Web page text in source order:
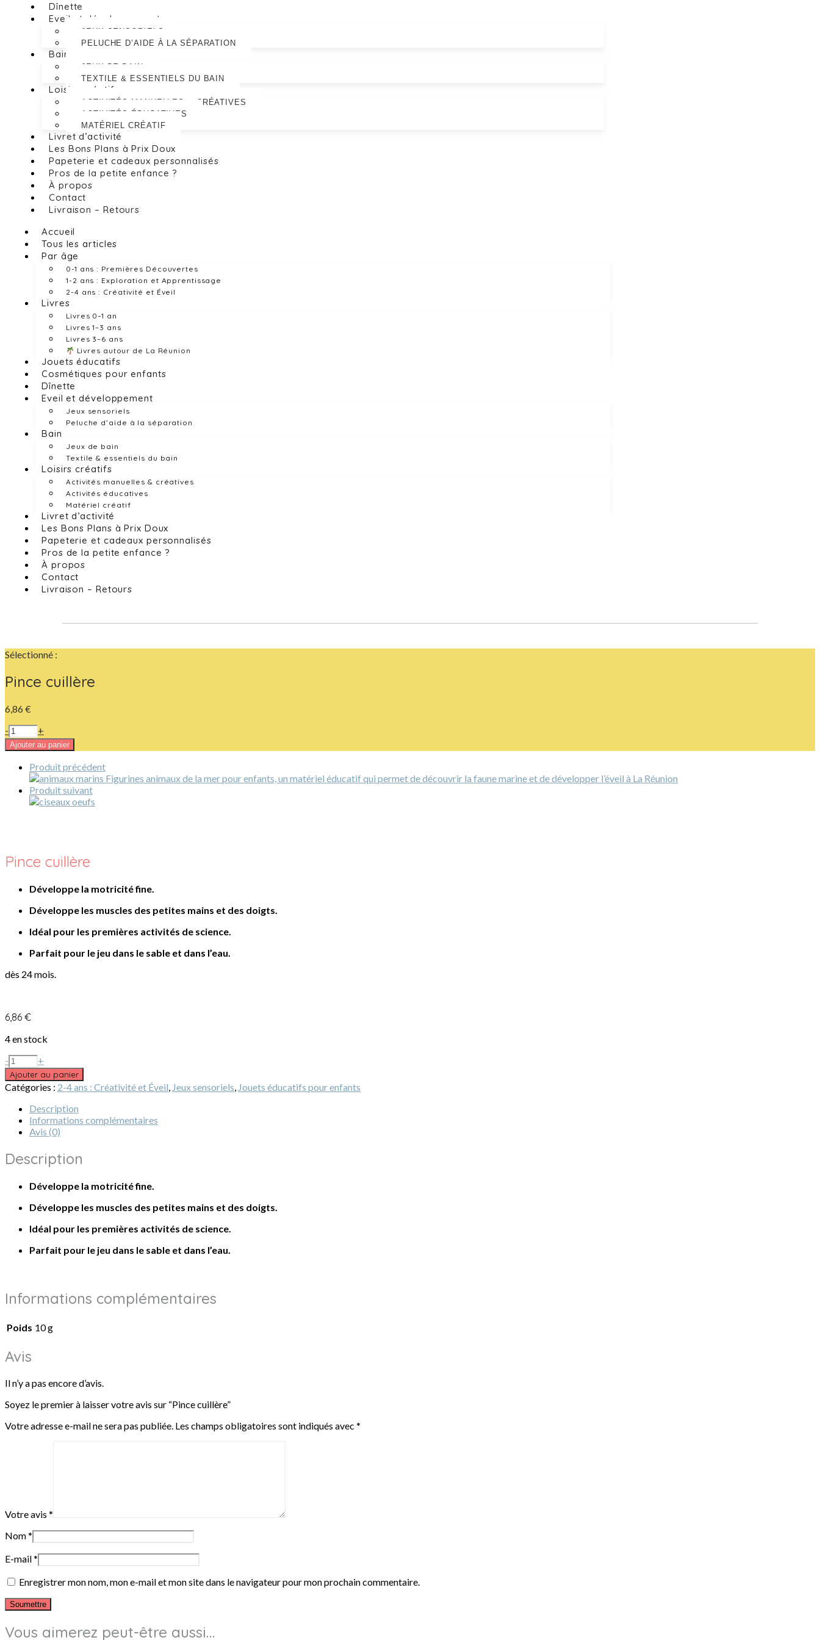
Dînette
Eveil et développement
JEUX SENSORIELS
PELUCHE D’AIDE À LA SÉPARATION
Bain
JEUX DE BAIN
TEXTILE & ESSENTIELS DU BAIN
Loisirs créatifs
ACTIVITÉS MANUELLES & CRÉATIVES
ACTIVITÉS ÉDUCATIVES
MATÉRIEL CRÉATIF
Livret d’activité
Les Bons Plans à Prix Doux
Papeterie et cadeaux personnalisés
Pros de la petite enfance ?
À propos
Contact
Livraison – Retours
Accueil
Tous les articles
Par âge
0-1 ans : Premières Découvertes
1-2 ans : Exploration et Apprentissage
2-4 ans : Créativité et Éveil
Livres
Livres 0–1 an
Livres 1–3 ans
Livres 3–6 ans
Livres autour de La Réunion
Jouets éducatifs
Cosmétiques pour enfants
Dînette
Eveil et développement
Jeux sensoriels
Peluche d’aide à la séparation
Bain
Jeux de bain
Textile & essentiels du bain
Loisirs créatifs
Activités manuelles & créatives
Activités éducatives
Matériel créatif
Livret d’activité
Les Bons Plans à Prix Doux
Papeterie et cadeaux personnalisés
Pros de la petite enfance ?
À propos
Contact
Livraison – Retours
Sélectionné :
Pince cuillère
6,86 €
-
+
Ajouter au panier
Produit précédent
Produit suivant
Pince cuillère
Développe la motricité fine.
Développe les muscles des petites mains et des doigts.
Idéal pour les premières activités de science.
Parfait pour le jeu dans le sable et dans l’eau.
dès 24 mois.
6,86 €
4 en stock
-
+
Ajouter au panier
Catégories : 2-4 ans : Créativité et Éveil, Jeux sensoriels, Jouets éducatifs pour enfants
Description
Informations complémentaires
Avis (0)
Description
Développe la motricité fine.
Développe les muscles des petites mains et des doigts.
Idéal pour les premières activités de science.
Parfait pour le jeu dans le sable et dans l’eau.
Informations complémentaires
Poids 10 g
Avis
Il n’y a pas encore d’avis.
Soyez le premier à laisser votre avis sur “Pince cuillère”
Votre adresse e-mail ne sera pas publiée. Les champs obligatoires sont indiqués avec *
Votre avis *
Nom*
E-mail*
Enregistrer mon nom, mon e-mail et mon site dans le navigateur pour mon prochain commentaire.
Vous aimerez peut-être aussi…